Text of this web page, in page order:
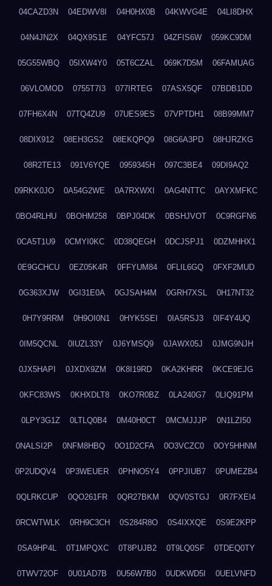
04CAZD3N 04EDWV8I 04H0HX0B 04KWVG4E 04LI8DHX
04N4JN2X 04QX9S1E 04YFC57J 04ZFIS6W 059KC9DM
05G55WBQ 05IXW4Y0 05T6CZAL 069K7D5M 06FAMUAG
06VLOMOD 0755T7I3 077IRTEG 07ASX5QF 07BDB1DD
07FH6X4N 07TQ4ZU9 07UES9ES 07VPTDH1 08B99MM7
08DIX912 08EH3GS2 08EKQPQ9 08G6A3PD 08HJRZKG
08R2TE13 091V6YQE 0959345H 097C3BE4 09DI9AQ2
09RKK0JO 0A54G2WE 0A7RXWXI 0AG4NTTC 0AYXMFKC
0BO4RLHU 0BOHM258 0BPJ04DK 0BSHJVOT 0C9RGFN6
0CA5T1U9 0CMYI0KC 0D38QEGH 0DCJSPJ1 0DZMHHX1
0E9GCHCU 0EZ05K4R 0FFYUM84 0FLIL6GQ 0FXF2MUD
0G363XJW 0GI31E0A 0GJSAH4M 0GRH7XSL 0H17NT32
0H7Y9RRM 0H9OI0N1 0HYK5SEI 0IA5RSJ3 0IF4Y4UQ
0IM5QCNL 0IUZL33Y 0J6YMSQ9 0JAWX05J 0JMG9NJH
0JX5HAPI 0JXDX9ZM 0K8I19RD 0KA2KHRR 0KCE9EJG
0KFC83WS 0KHXDLT8 0KO7R0BZ 0LA240G7 0LIQ91PM
0LPY3G1Z 0LTLQ0B4 0M40H0CT 0MCMJJJP 0N1LZI50
0NALSI2P 0NFM8HBQ 0O1D2CFA 0O3VCZC0 0OY5HHNM
0P2UDQV4 0P3WEUER 0PHNO5Y4 0PPJIUB7 0PUMEZB4
0QLRKCUP 0QO261FR 0QR27BKM 0QV0STGJ 0R7FXEI4
0RCWTWLK 0RH9C3CH 0S284R8O 0S4IXXQE 0S9E2KPP
0SA9HP4L 0T1MPQXC 0T8PUJB2 0T9LQ0SF 0TDEQ0TY
0TWV72OF 0U01AD7B 0U56W7B0 0UDKWD5I 0UELVNFD